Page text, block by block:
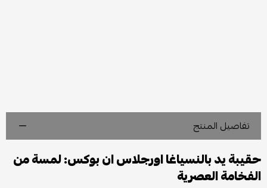
تفاصيل المنتج
حقيبة يد بالنسياغا اورجلاس ان بوكس: لمسة من
الفخامة العصرية